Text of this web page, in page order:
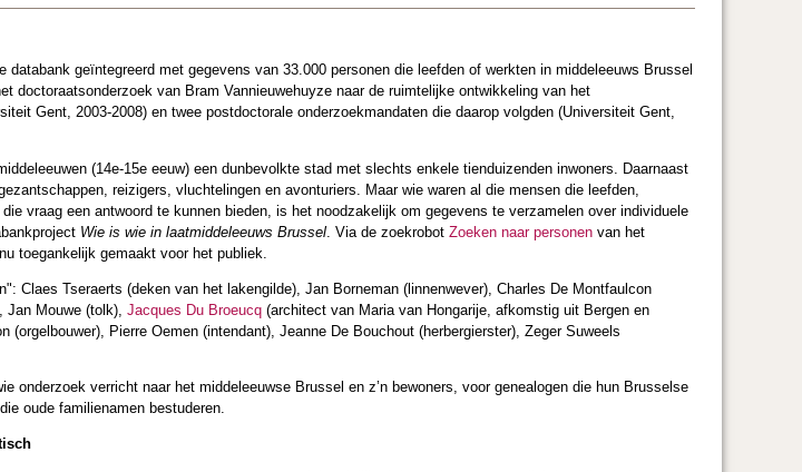
databank geïntegreerd met gegevens van 33.000 personen die leefden of werkten in middeleeuws Brussel
doctoraatsonderzoek van Bram Vannieuwehuyze naar de ruimtelijke ontwikkeling van het
Gent, 2003-2008) en twee postdoctorale onderzoekmandaten die daarop volgden (Universiteit Gent,
(14e-15e eeuw) een dunbevolkte stad met slechts enkele tienduizenden inwoners. Daarnaast
reizigers, vluchtelingen en avonturiers. Maar wie waren al die mensen die leefden,
vraag een antwoord te kunnen bieden, is het noodzakelijk om gegevens te verzamelen over individuele
Wie is wie in laatmiddeleeuws Brussel . Via de zoekrobot Zoeken naar personen van het
toegankelijk gemaakt voor het publiek.
Claes Tseraerts (deken van het lakengilde), Jan Borneman (linnenwever), Charles De Montfaulcon
Jan Mouwe (tolk), Jacques Du Broeucq (architect van Maria van Hongarije, afkomstig uit Bergen en
(orgelbouwer), Pierre Oemen (intendant), Jeanne De Bouchout (herbergierster), Zeger Suweels
onderzoek verricht naar het middeleeuwse Brussel en z’n bewoners, voor genealogen die hun Brusselse
oude familienamen bestuderen.